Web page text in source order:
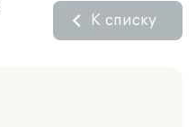
К списку